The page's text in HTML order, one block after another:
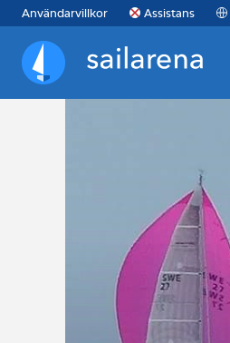
Användarvillkor Assistans
Sailarena